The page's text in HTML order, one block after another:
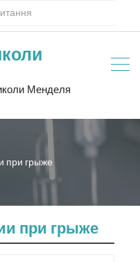
Менделя
при грыже
при грыже